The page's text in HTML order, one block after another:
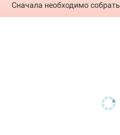
Сначала необходимо собрать